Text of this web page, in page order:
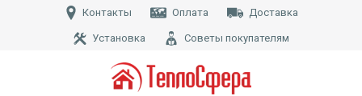
Контакты Оплата Доставка
Установка Советы покупателям